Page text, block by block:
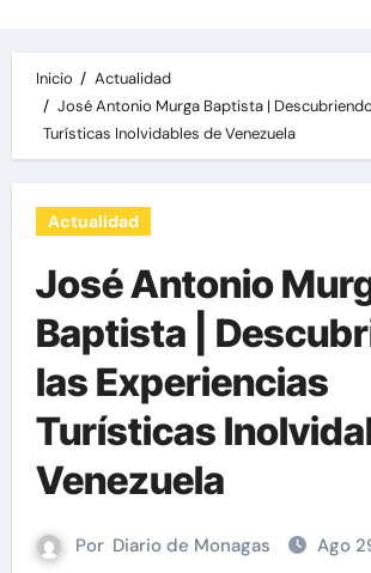
Inicio
Actualidad
José Antonio Murga Baptista |
Turísticas Inolvidables de Venezuela
Actualidad
José Antonio
Baptista |
las Experiencias
Turísticas
Venezuela
Por Diario de Monagas Ago